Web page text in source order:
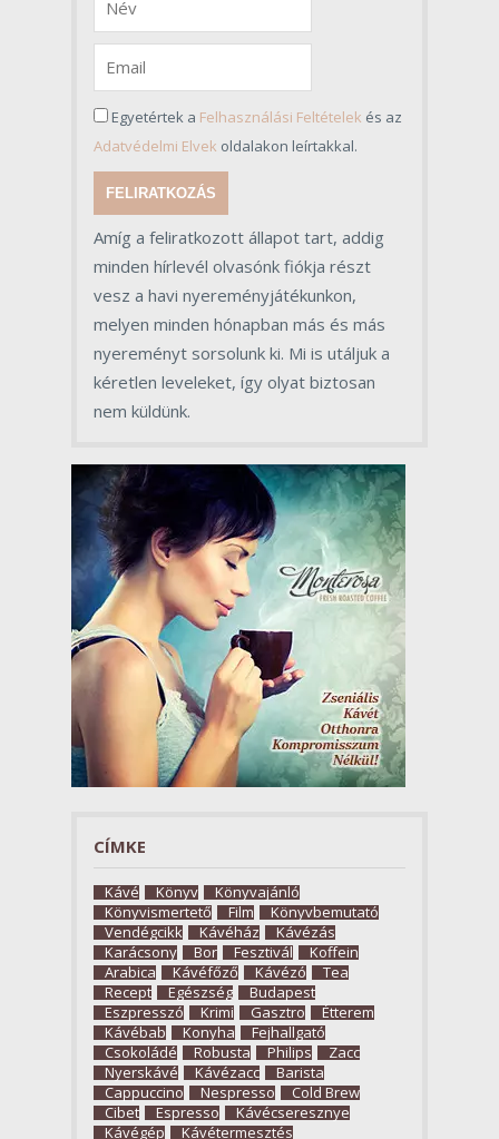
Egyetértek a Felhasználási Feltételek és az
Adatvédelmi Elvek oldalakon leírtakkal.
FELIRATKOZÁS
Amíg a feliratkozott állapot tart, addig
minden hírlevél olvasónk fiókja részt
vesz a havi nyereményjátékunkon,
melyen minden hónapban más és más
nyereményt sorsolunk ki. Mi is utáljuk a
kéretlen leveleket, így olyat biztosan
nem küldünk.
CÍMKE
Kávé Könyv
Könyvajánló
Könyvismertető
Film
Könyvbemutató
Vendégcikk
Kávéház
Kávézás
Karácsony
Bor Fesztivál
Koffein
Arabica
Kávéfőző Kávézó
Tea
Recept
Egészség
Budapest
Eszpresszó
Krimi Gasztro
Étterem
Kávébab
Konyha
Fejhallgató
Csokoládé
Robusta Philips
Zacc
Nyerskávé
Kávézacc
Barista
Cappuccino
Nespresso
Cold Brew
Cibet
Espresso
Kávécseresznye
Kávégép
Kávétermesztés